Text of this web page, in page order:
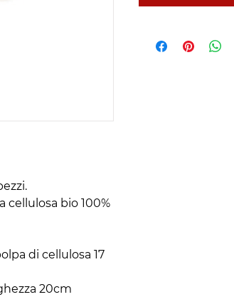
cellulosa bio 100%
di cellulosa 17
20cm